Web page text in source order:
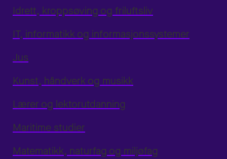
Idrett, kroppsøving og friluftsliv
IT, informatikk og informasjonssystemer
Jus
Kunst, håndverk og musikk
Lærer og lektorutdanning
Maritime studier
Matematikk, naturfag og miljøfag